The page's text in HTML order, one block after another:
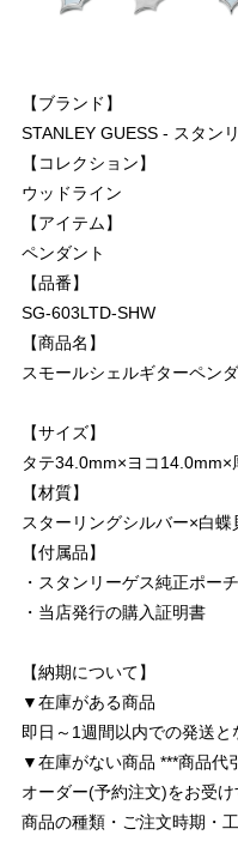
【ブランド】
STANLEY GUESS - スタン
【コレクション】
ウッドライン
【アイテム】
ペンダント
【品番】
SG-603LTD-SHW
【商品名】
スモールシェルギターペン
【サイズ】
タテ34.0mm×ヨコ14.0mm×
【材質】
スターリングシルバー×白蝶
【付属品】
・スタンリーゲス純正ポーチ
・当店発行の購入証明書
【納期について】
▼在庫がある商品
即日～1週間以内での発送と
▼在庫がない商品 ***商品代
オーダー(予約注文)をお受け
商品の種類・ご注文時期・